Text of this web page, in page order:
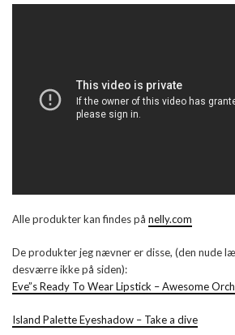
Alle produkter kan findes på nelly.com
De produkter jeg nævner er disse, (den nude
desværre ikke på siden):
Eve”s Ready To Wear Lipstick – Awesome
Island Palette Eyeshadow – Take a dive